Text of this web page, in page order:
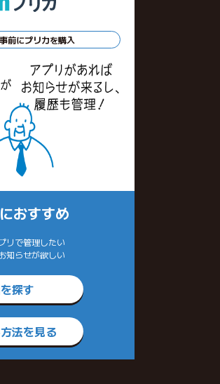
事前にプリカを購入
おすすめ
リで管理したい
知らせが欲しい
探す
法を見る